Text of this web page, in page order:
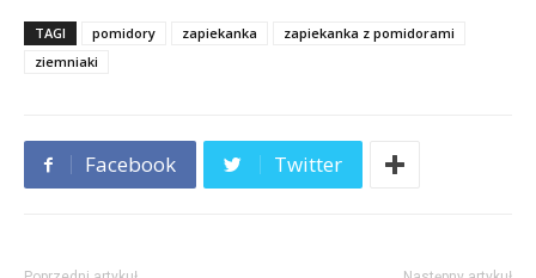
TAGI pomidory zapiekanka
zapiekanka z pomidorami
ziemniaki
Facebook Twitter